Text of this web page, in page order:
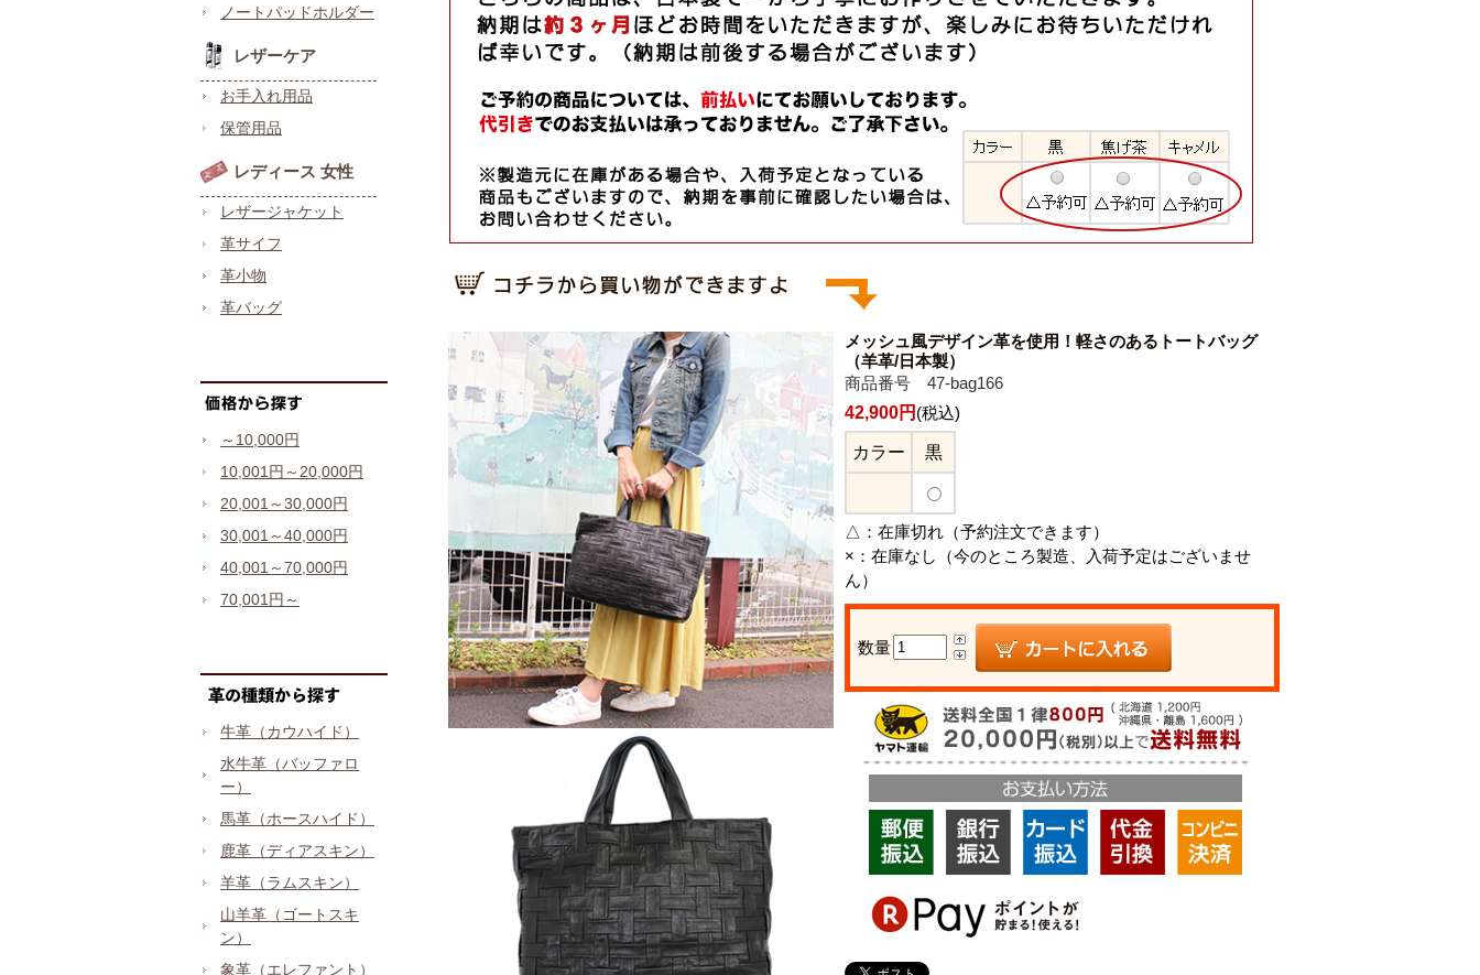
ノートパッドホルダー
レザーケア
お手入れ用品
保管用品
レディース 女性
レザージャケット
革サイフ
革小物
革バッグ
～10,000円
10,001円～20,000円
20,001～30,000円
30,001～40,000円
40,001～70,000円
70,001円～
牛革（カウハイド）
水牛革（バッファロ
ー）
馬革（ホースハイド）
鹿革（ディアスキン）
羊革（ラムスキン）
山羊革（ゴートスキ
ン）
象革（エレファント）
メッシュ風デザイン革を使用！軽さのあるトートバッグ
（羊革/日本製）
商品番号 47-bag166
42,900円 (税込)
カラー 黒
△： 在庫切れ（予約注文できます）
×： 在庫なし（今のところ製造、入荷予定はございませ
ん）
数量